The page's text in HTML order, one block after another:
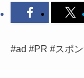
#ad #PR #スポ